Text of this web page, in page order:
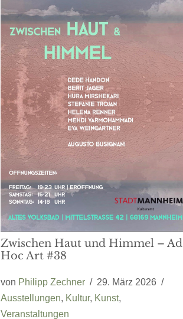
Zwischen Haut und Himmel – Ad
Hoc Art #38
von Philipp Zechner
29. März 2026
Ausstellungen, Kultur, Kunst,
Veranstaltungen